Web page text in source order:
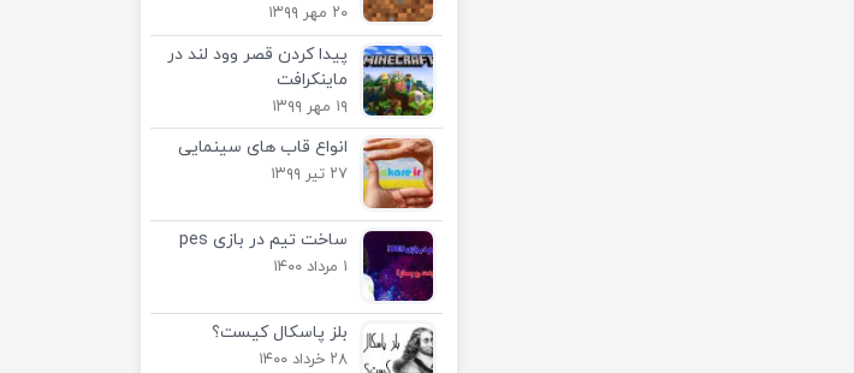
۲۰ مهر ۱۳۹۹
پیدا کردن قصر وود لند در
ماینکرافت
۱۹ مهر ۱۳۹۹
انواع قاب های سینمایی
۲۷ تیر ۱۳۹۹
ساخت تیم در بازی pes
۱ مرداد ۱۴۰۰
بلز پاسکال کیست؟
۲۸ خرداد ۱۴۰۰